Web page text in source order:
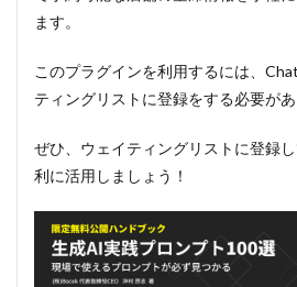
ます。
このプラグインを利用するには、
ティングリストに登録をする必要があ
ぜひ、ウェイティングリストに登録
利に活用しましょう！